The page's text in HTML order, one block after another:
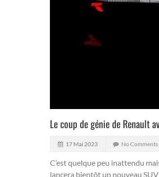
Le coup de génie de Renault
17 Mai 2023 No Comments
C’est quelque peu inattendu
lancera bientôt un nouveau